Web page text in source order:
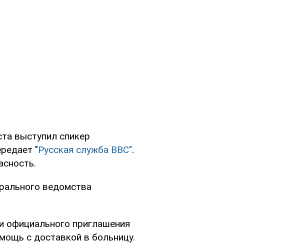
выступил спикер
"Русская служба ВВС".
ведомства
официального приглашения
с доставкой в больницу.